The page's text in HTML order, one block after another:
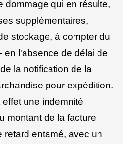
dommage qui en résulte,
supplémentaires,
stockage, à compter du
en l'absence de délai de
la notification de la
pour expédition.
une indemnité
montant de la facture
retard entamé, avec un